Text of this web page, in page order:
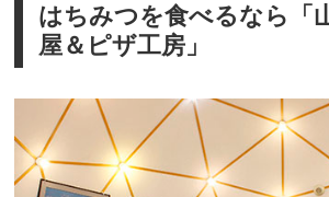
はちみつを食べるなら「
屋＆ピザ工房」